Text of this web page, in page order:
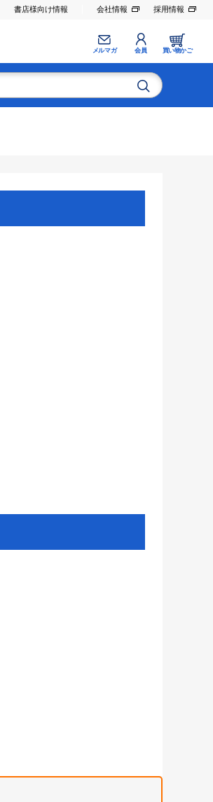
書店様向け情報 会社情報 採用情報
メルマガ 会員 買い物かご